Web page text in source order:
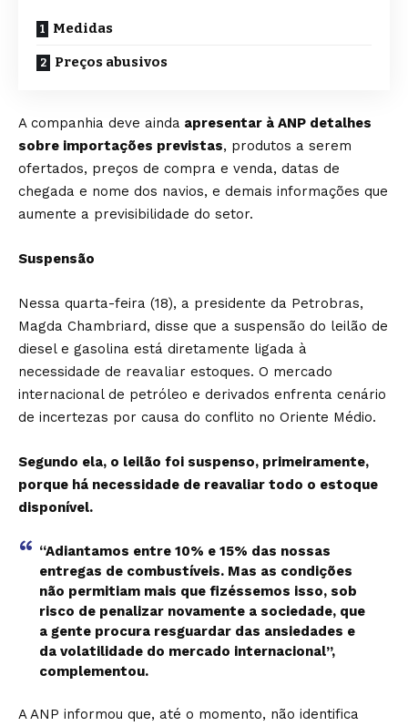
Medidas
Preços abusivos
A companhia deve ainda apresentar à ANP detalhes
sobre importações previstas, produtos a serem
ofertados, preços de compra e venda, datas de
chegada e nome dos navios, e demais informações que
aumente a previsibilidade do setor.
Suspensão
Nessa quarta-feira (18), a presidente da Petrobras,
Magda Chambriard, disse que a suspensão do leilão de
diesel e gasolina está diretamente ligada à
necessidade de reavaliar estoques. O mercado
internacional de petróleo e derivados enfrenta cenário
de incertezas por causa do conflito no Oriente Médio.
Segundo ela, o leilão foi suspenso, primeiramente,
porque há necessidade de reavaliar todo o estoque
disponível.
“Adiantamos entre 10% e 15% das nossas
entregas de combustíveis. Mas as condições
não permitiam mais que fizéssemos isso, sob
risco de penalizar novamente a sociedade, que
a gente procura resguardar das ansiedades e
da volatilidade do mercado internacional”,
complementou.
A ANP informou que, até o momento, não identifica